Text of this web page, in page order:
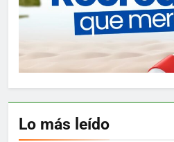
Lo más leído